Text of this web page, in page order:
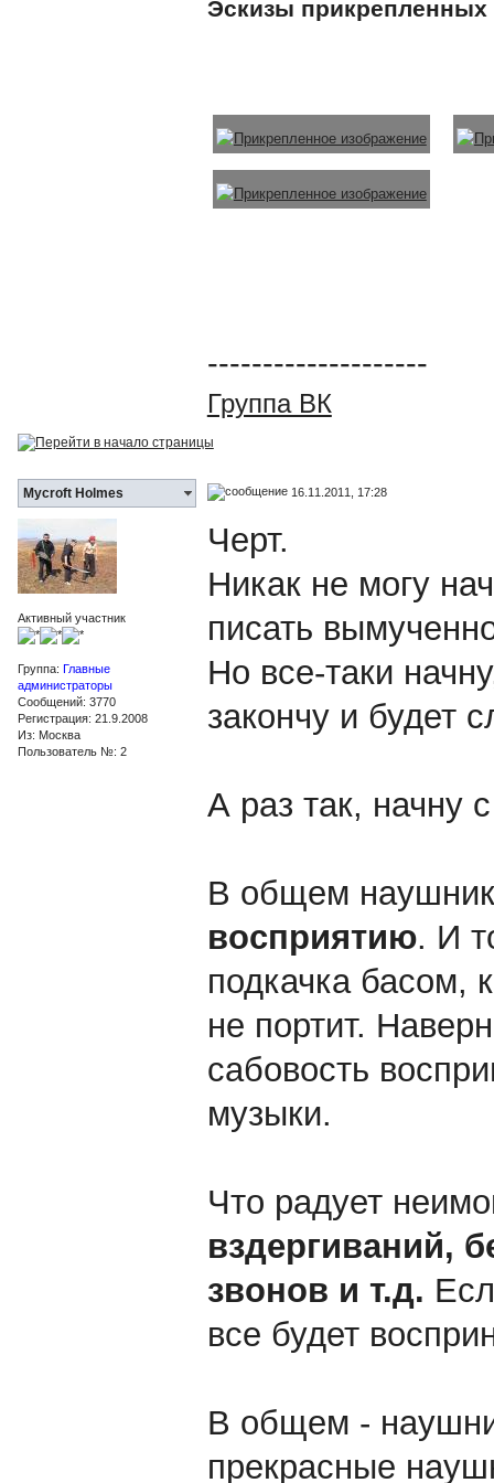
Эскизы прикрепленных
--------------------
Группа ВК
Mycroft Holmes 16.11.2011, 17:28
Активный участник
Группа: Главные
администраторы
Сообщений: 3770
Регистрация: 21.9.2008
Из: Москва
Пользователь №: 2
Черт.
Никак не могу
писать
Но все-таки
закончу и будет
А раз так, начну
В общем
восприятию. И
подкачка басом,
не портит.
сабовость
музыки.
Что радует
вздергиваний,
звонов и т.д.
все будет
В общем -
прекрасные